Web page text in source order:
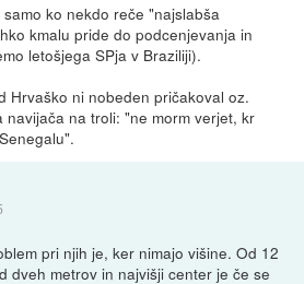
ko nekdo reče "najslabša
kmalu pride do podcenjevanja in
letošjega SPja v Braziliji).
Hrvaško ni nobeden pričakoval oz.
navijača na troli: "ne morm verjet, kr
pri njih je, ker nimajo višine. Od 12
dveh metrov in najvišji center je če se